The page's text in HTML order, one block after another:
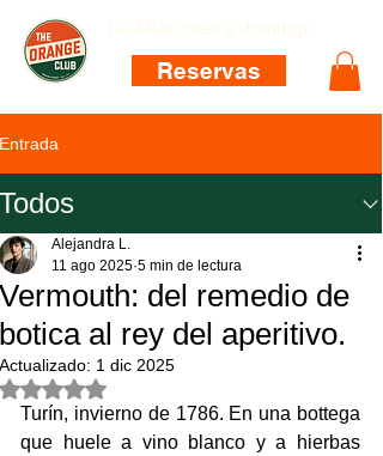
De Miércoles a domingo
Reservas
Entrada
Todos
Vermouth: del remedio de
botica al rey del aperitivo.
Alejandra L.
11 ago 2025 5 min de lectura
Actualizado: 1 dic 2025
Obtuvo NaN de 5 estrellas.
Turín, invierno de 1786. En una bottega
que huele a vino blanco y a hierbas